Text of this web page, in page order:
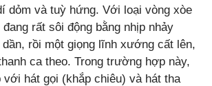
dỏm và tuỳ hứng. Với loại vòng xòe
rất sôi động bằng nhịp nhảy
rồi một giọng lĩnh xướng cất lên,
ca theo. Trong trường hợp này,
với hát gọi (khắp chiêu) và hát tha